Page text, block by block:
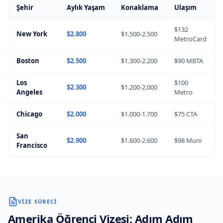
Şehir Aylık Yaşam Konaklama Ulaşım
New York $2.800 $1.500-2.500
$132
MetroCard
Boston $2.500 $1.300-2.200 $90 MBTA
Los
Angeles
$2.300 $1.200-2.000
$100
Metro
Chicago $2.000 $1.000-1.700 $75 CTA
San
Francisco
$2.900 $1.600-2.600 $98 Muni
VIZE SÜRECI
Amerika Öğrenci Vizesi: Adım Adım